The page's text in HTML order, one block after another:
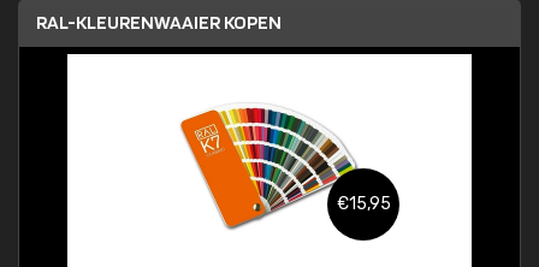
RAL-KLEURENWAAIER KOPEN
€15,95